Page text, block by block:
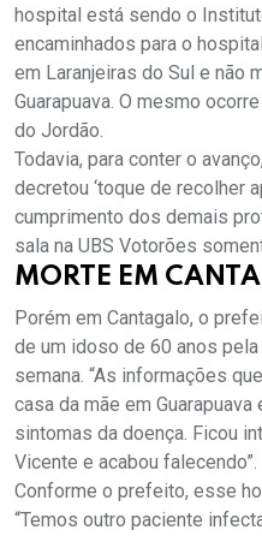
hospital está sendo o
encaminhados para o
em Laranjeiras do Sul e não
Guarapuava. O mesmo
do Jordão.
Todavia, para conter o
decretou ‘toque de recolher
cumprimento dos demais
sala na UBS Votorões
MORTE EM
Porém em Cantagalo, o
de um idoso de 60 anos
semana. “As informações
casa da mãe em
sintomas da doença. Ficou
Vicente e acabou falecendo”.
Conforme o prefeito, esse
“Temos outro paciente